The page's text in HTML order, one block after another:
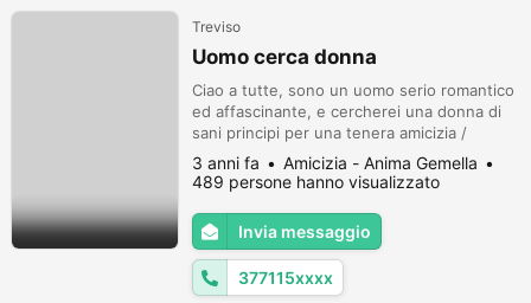
Treviso
Uomo cerca donna
Ciao a tutte, sono un uomo serio romantico
ed affascinante, e cercherei una donna di
sani principi per una tenera amicizia /
relazione.
3 anni fa
Amicizia - Anima Gemella
489 persone hanno visualizzato
Invia messaggio
377115xxxx